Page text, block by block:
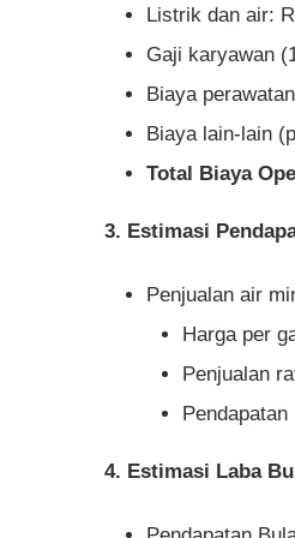
Listrik dan air:
Gaji karyawan
Biaya
Biaya lain-lain
Total Biaya
3. Estimasi
Penjualan air
Harga per
Penjualan
4. Estimasi Laba